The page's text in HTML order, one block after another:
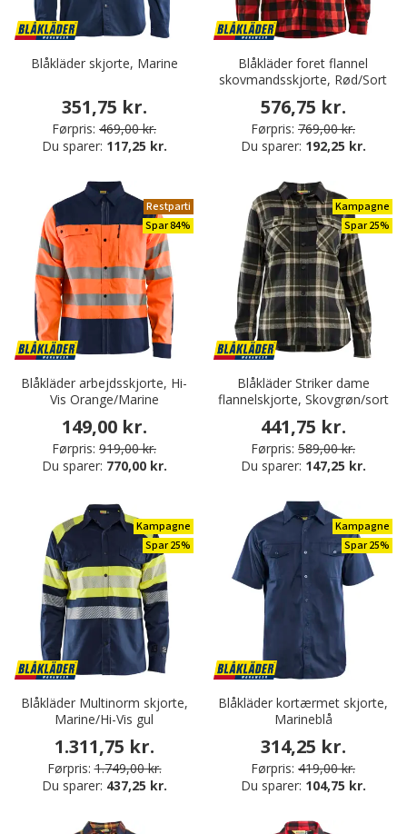
Blåkläder skjorte, Marine
351,75 kr.
Førpris: 469,00 kr.
Du sparer: 117,25 kr.
Blåkläder foret flannel
skovmandsskjorte, Rød/Sort
576,75 kr.
Førpris: 769,00 kr.
Du sparer: 192,25 kr.
Restparti
Spar 84%
Blåkläder arbejdsskjorte, Hi-
Vis Orange/Marine
149,00 kr.
Førpris: 919,00 kr.
Du sparer: 770,00 kr.
Kampagne
Spar 25%
Blåkläder Striker dame
flannelskjorte, Skovgrøn/sort
441,75 kr.
Førpris: 589,00 kr.
Du sparer: 147,25 kr.
Kampagne
Spar 25%
Blåkläder Multinorm skjorte,
Marine/Hi-Vis gul
1.311,75 kr.
Førpris: 1.749,00 kr.
Du sparer: 437,25 kr.
Kampagne
Spar 25%
Blåkläder kortærmet skjorte,
Marineblå
314,25 kr.
Førpris: 419,00 kr.
Du sparer: 104,75 kr.